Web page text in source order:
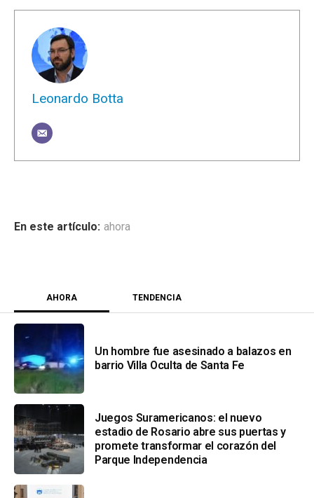
Leonardo Botta
ahora
AHORA TENDENCIA
Un hombre fue asesinado a balazos en
barrio Villa Oculta de Santa Fe
Juegos Suramericanos: el nuevo
estadio de Rosario abre sus puertas y
promete transformar el corazón del
Parque Independencia